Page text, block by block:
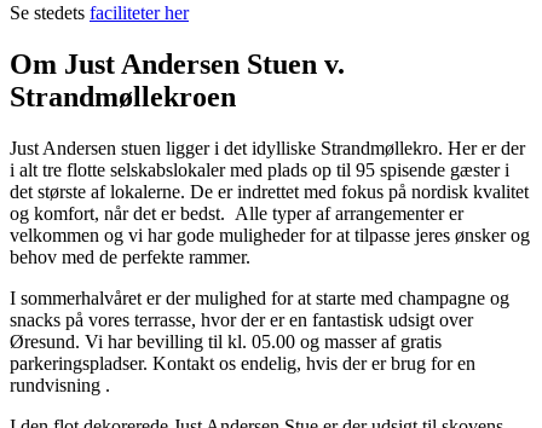
Se stedets faciliteter her
Om Just Andersen Stuen v.
Strandmøllekroen
Just Andersen stuen ligger i det idylliske Strandmøllekro. Her er der
i alt tre flotte selskabslokaler med plads op til 95 spisende gæster i
det største af lokalerne. De er indrettet med fokus på nordisk kvalitet
og komfort, når det er bedst. Alle typer af arrangementer er
velkommen og vi har gode muligheder for at tilpasse jeres ønsker og
behov med de perfekte rammer.
I sommerhalvåret er der mulighed for at starte med champagne og
snacks på vores terrasse, hvor der er en fantastisk udsigt over
Øresund. Vi har bevilling til kl. 05.00 og masser af gratis
parkeringspladser. Kontakt os endelig, hvis der er brug for en
rundvisning .